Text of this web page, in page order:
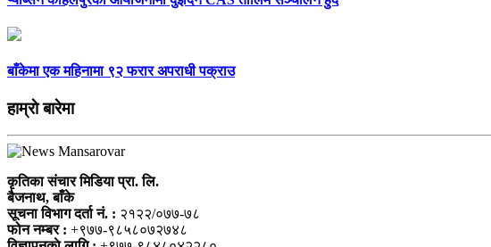
बाँकेमा एक महिनामा ९२ फरार अपराधी पक्राउ
हाम्राे बारेमा
कृतिका संचार मिडिया प्रा. लि.
बैजनाथ, बाँके
सूचना विभाग दर्ता नं. : २१२२/०७७-७८
फोन नम्बर : +९७७-९८५८०७२७४८